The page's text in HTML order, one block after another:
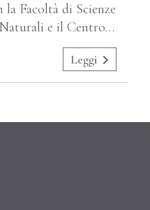
la Facoltà di Scienze
e il Centro…
Leggi